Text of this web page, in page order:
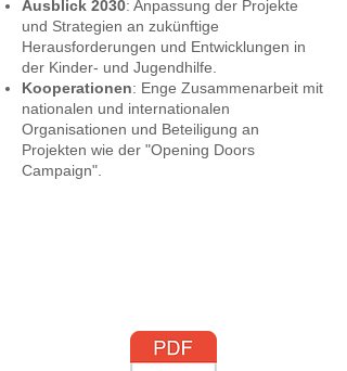
Ausblick 2030: Anpassung der Projekte
und Strategien an zukünftige
Herausforderungen und Entwicklungen in
der Kinder- und Jugendhilfe.
Kooperationen: Enge Zusammenarbeit mit
nationalen und internationalen
Organisationen und Beteiligung an
Projekten wie der "Opening Doors
Campaign".